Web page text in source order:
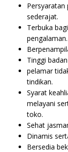
Persyaratan
sederajat.
Terbuka
pengalaman.
Tinggi
pelamar
tindikan.
Syarat
melayani
toko.
Sehat
Dinamis
Bersedia